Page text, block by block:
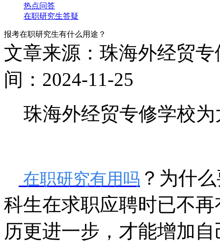
热点问答
在职研究生答疑
报考在职研究生有什么用途？
文章来源：珠海外经贸
间：2024-11-25
珠海外经贸专修学校为
在职研究有用吗 ？为什
科生在求职应聘时已不
历更进一步，才能增加